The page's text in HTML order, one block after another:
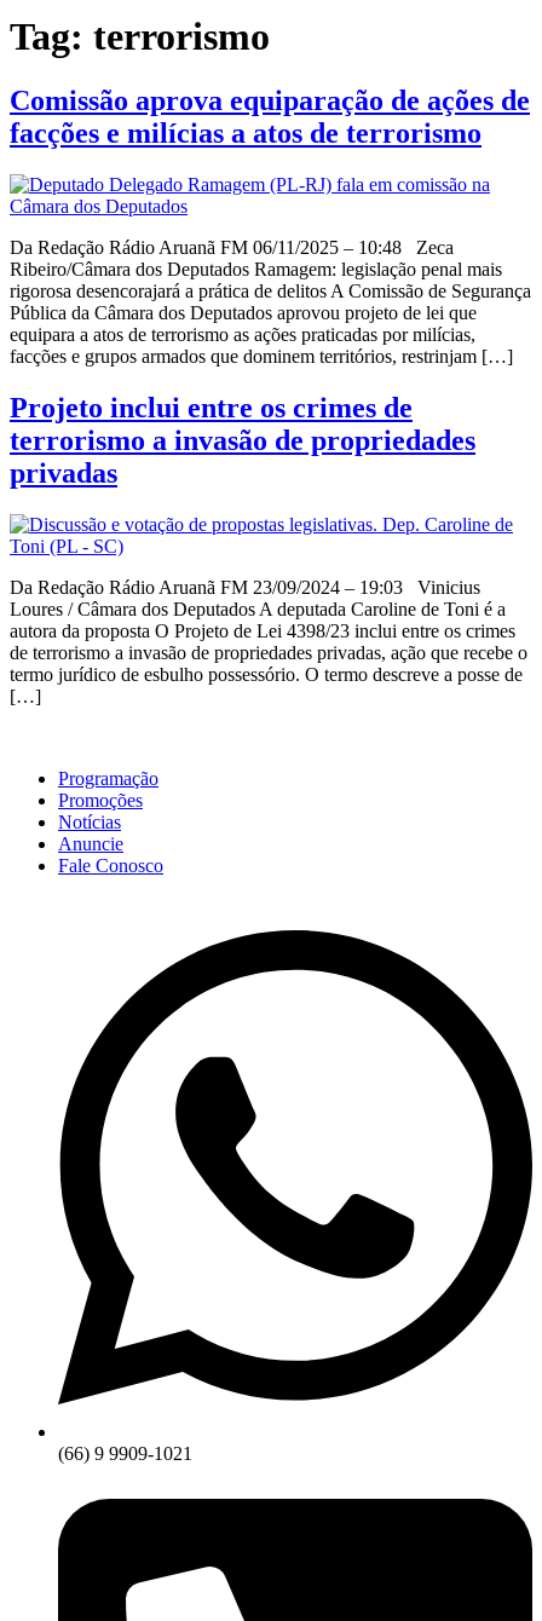
Tag: terrorismo
Comissão aprova equiparação de ações de
facções e milícias a atos de terrorismo
Da Redação Rádio Aruanã FM 06/11/2025 – 10:48 Zeca
Ribeiro/Câmara dos Deputados Ramagem: legislação penal mais
rigorosa desencorajará a prática de delitos A Comissão de Segurança
Pública da Câmara dos Deputados aprovou projeto de lei que
equipara a atos de terrorismo as ações praticadas por milícias,
facções e grupos armados que dominem territórios, restrinjam […]
Projeto inclui entre os crimes de
terrorismo a invasão de propriedades
privadas
Da Redação Rádio Aruanã FM 23/09/2024 – 19:03 Vinicius
Loures / Câmara dos Deputados A deputada Caroline de Toni é a
autora da proposta O Projeto de Lei 4398/23 inclui entre os crimes
de terrorismo a invasão de propriedades privadas, ação que recebe o
termo jurídico de esbulho possessório. O termo descreve a posse de
[…]
Programação
Promoções
Notícias
Anuncie
Fale Conosco
(66) 9 9909-1021